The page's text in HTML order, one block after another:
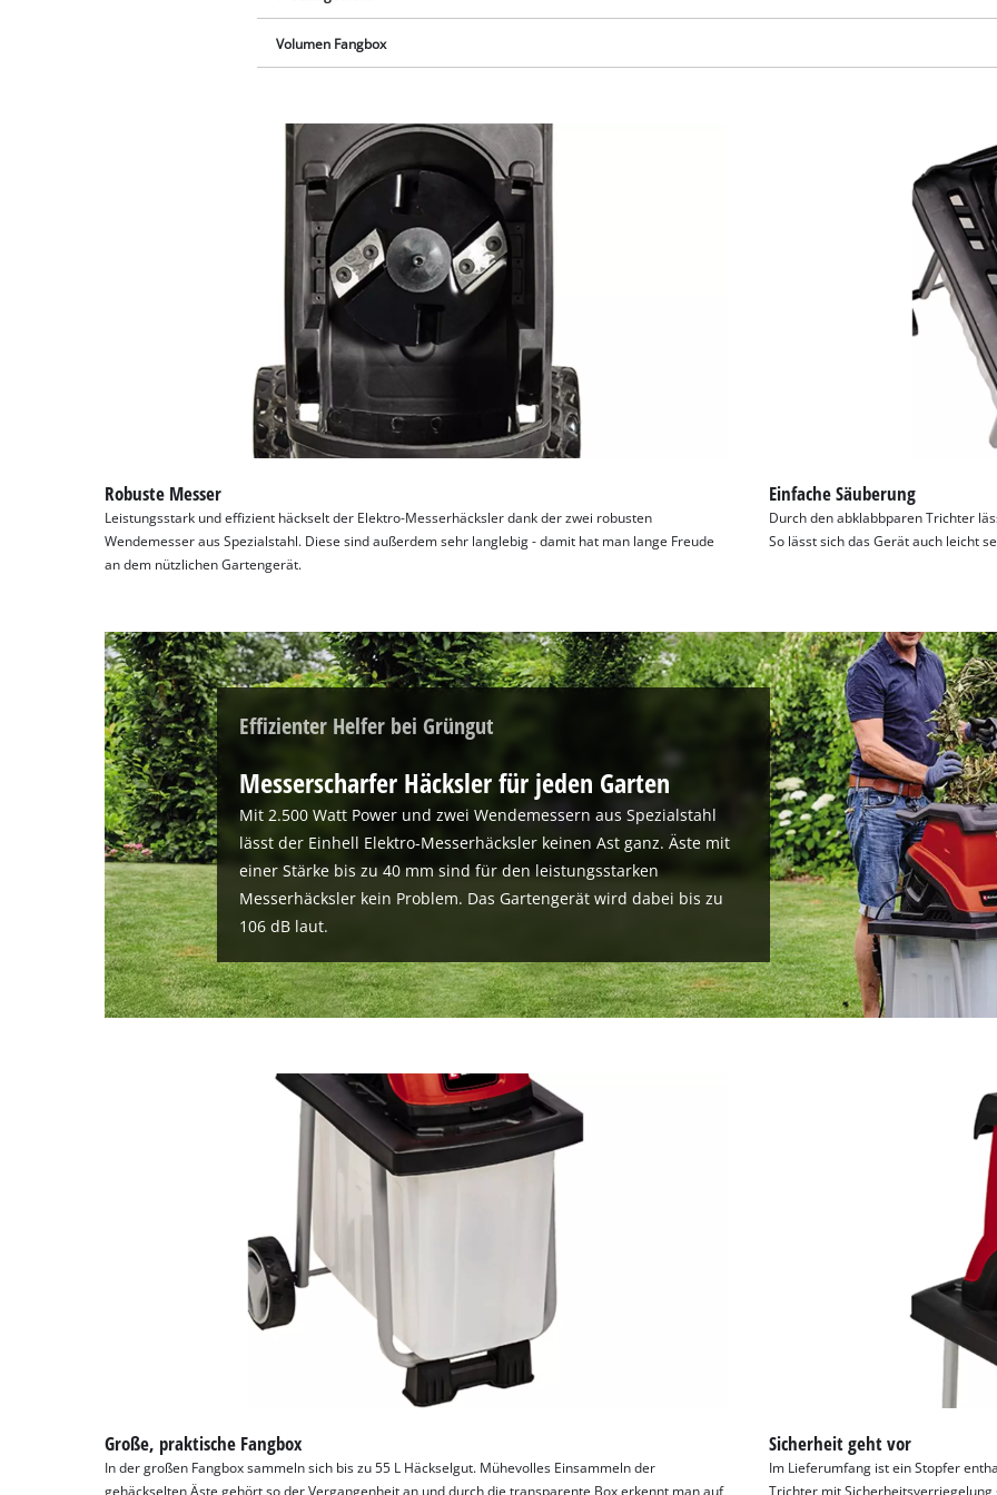
Volumen Fangbox
Robuste Messer
Leistungsstark und effizient häckselt der Elektro-Messerhäcksler dank der zwei robusten
Wendemesser aus Spezialstahl. Diese sind außerdem sehr langlebig - damit hat man lange Freude
an dem nützlichen Gartengerät.
Einfache Säuberung
Durch den abklabbparen Trichter
So lässt sich das Gerät auch leicht
Effizienter Helfer bei Grüngut
Messerscharfer Häcksler für jeden Garten
Mit 2.500 Watt Power und zwei Wendemessern aus Spezialstahl
lässt der Einhell Elektro-Messerhäcksler keinen Ast ganz. Äste mit
einer Stärke bis zu 40 mm sind für den leistungsstarken
Messerhäcksler kein Problem. Das Gartengerät wird dabei bis zu
106 dB laut.
Große, praktische Fangbox
In der großen Fangbox sammeln sich bis zu 55 L Häckselgut. Mühevolles Einsammeln der
gehäckselten Äste gehört so der Vergangenheit an und durch die transparente Box erkennt man auf
Sicherheit geht vor
Im Lieferumfang ist ein Stopfer
Trichter mit